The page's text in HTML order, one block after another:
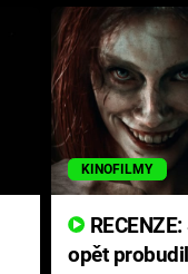
KINOFILMY
opět